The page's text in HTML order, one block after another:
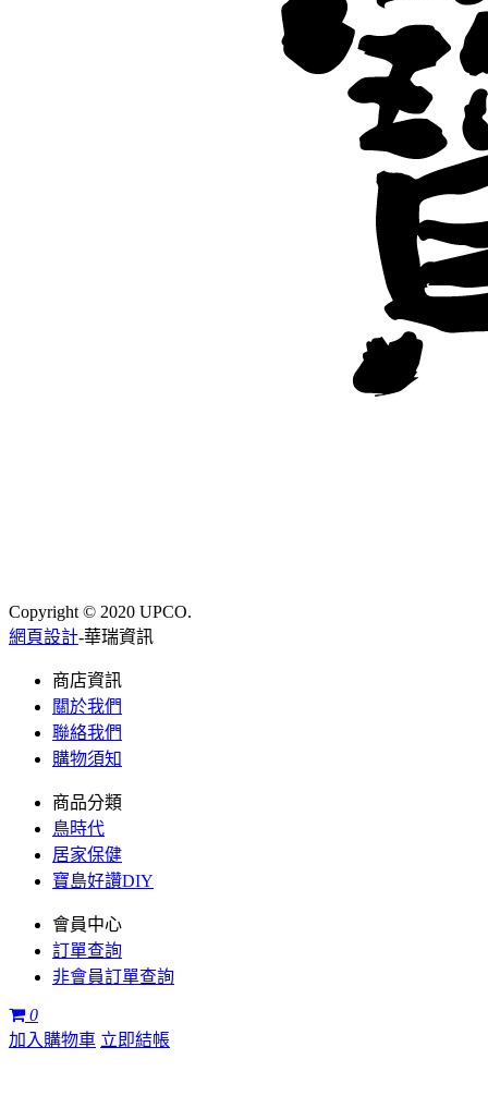
Copyright © 2020 UPCO.
網頁設計-華瑞資訊
商店資訊
關於我們
聯絡我們
購物須知
商品分類
鳥時代
居家保健
寶島好讚DIY
會員中心
訂單查詢
非會員訂單查詢
0
加入購物車 立即結帳